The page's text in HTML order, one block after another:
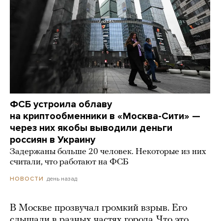
ФСБ устроила облаву
на криптообменники в «Москва-Сити» —
через них якобы выводили деньги
россиян в Украину
Задержаны больше 20 человек. Некоторые из них
считали, что работают на ФСБ
НОВОСТИ день назад
В Москве прозвучал громкий взрыв. Его